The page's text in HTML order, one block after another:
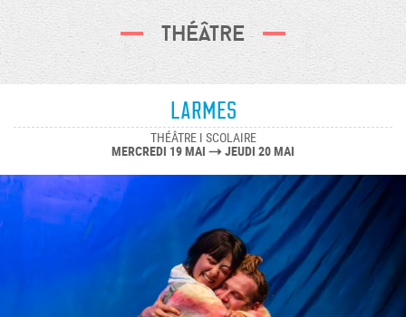
Théâtre
Larmes
THÉÂTRE I SCOLAIRE
MERCREDI 19 MAI JEUDI 20 MAI